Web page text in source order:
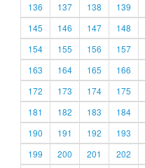
136
137 138 139
145
146 147 148
154
155 156 157
163
164 165 166
172
173 174 175
181
182 183 184
190
191 192 193
199
200 201 202